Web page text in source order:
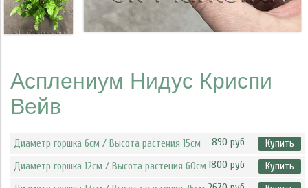
Асплениум Нидус Криспи
Вейв
Диаметр горшка 6см / Высота растения 15см 890 руб
Купить
Диаметр горшка 12см / Высота растения 60см 1800 руб
Купить